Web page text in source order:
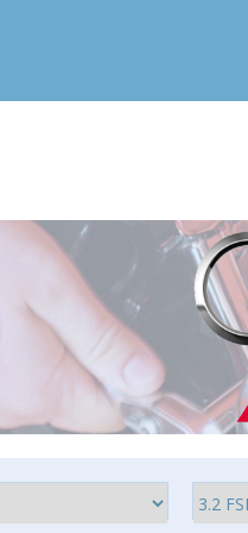
Pondelok-Piatok 9-17h